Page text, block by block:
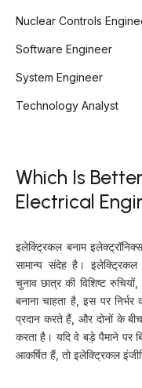
Nuclear Controls
Software Engineer
System Engineer
Technology Analyst
Which Is
Electrical
इलेक्ट्रिकल बनाम
सामान्य संदेह है। इलेक्ट्रिकल
चुनाव छात्र की विशिष्ट
बनाना चाहता है, इस पर
प्रदान करते हैं, और दोनों के
करता है। यदि वे बड़े पैमाने पर
आकर्षित हैं, तो इलेक्ट्रिकल